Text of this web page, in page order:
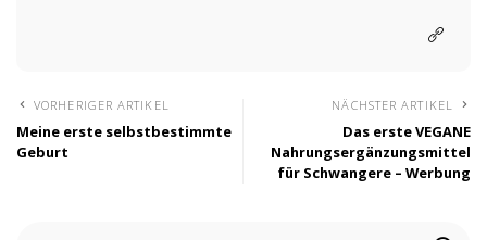
VORHERIGER ARTIKEL
Meine erste selbstbestimmte
Geburt
NÄCHSTER ARTIKEL
Das erste VEGANE
Nahrungsergänzungsmittel
für Schwangere – Werbung